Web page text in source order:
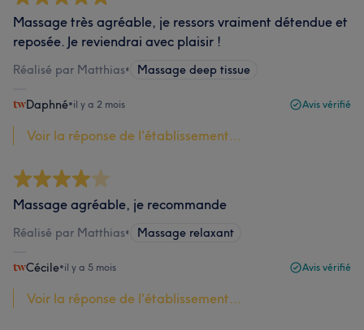
Massage très agréable, je ressors vraiment détendue et
reposée. Je reviendrai avec plaisir !
Réalisé par Matthias• Massage deep tissue
Daphné•il y a 2 mois Avis vérifié
Voir la réponse de l'établissement...
Massage agréable, je recommande
Réalisé par Matthias• Massage relaxant
Cécile•il y a 5 mois Avis vérifié
Voir la réponse de l'établissement...